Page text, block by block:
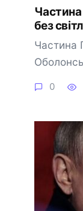
без
Частина
0